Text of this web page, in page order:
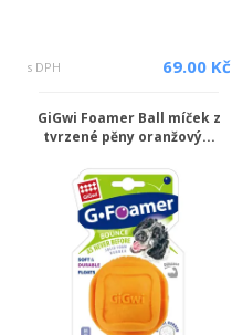
s DPH 69.00 Kč
GiGwi Foamer Ball míček z
tvrzené pěny oranžový...